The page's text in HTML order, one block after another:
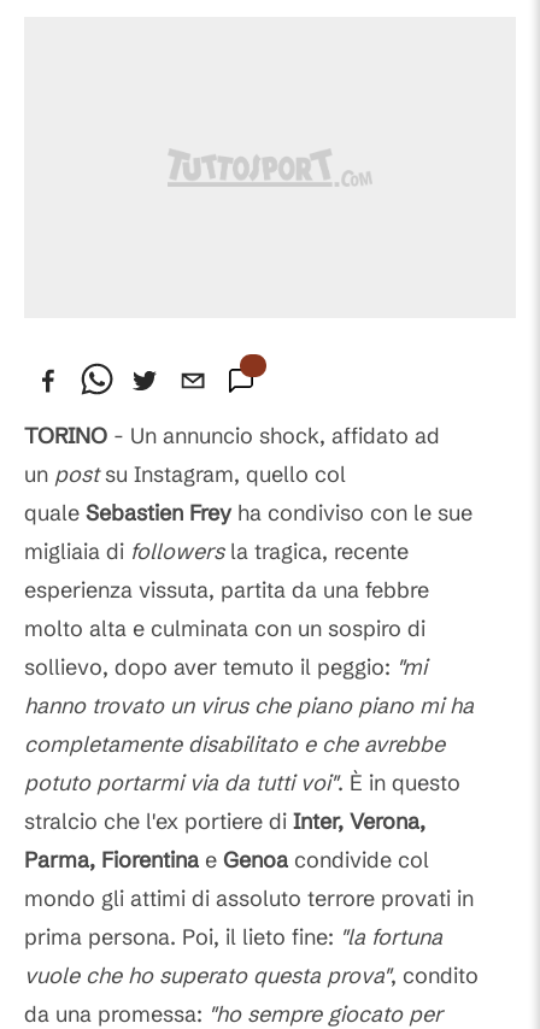
TORINO - Un annuncio shock, affidato ad
un postsu Instagram, quello col
quale Sebastien Frey ha condiviso con le sue
migliaia di followers la tragica, recente
esperienza vissuta, partita da una febbre
molto alta e culminata con un sospiro di
sollievo, dopo aver temuto il peggio: "mi
hanno trovato un virus che piano piano mi ha
completamente disabilitato e che avrebbe
potuto portarmi via da tutti voi". È in questo
stralcio che l'ex portiere di Inter, Verona,
Parma, Fiorentina e Genoa condivide col
mondo gli attimi di assoluto terrore provati in
prima persona. Poi, il lieto fine: "la fortuna
vuole che ho superato questa prova", condito
da una promessa: "ho sempre giocato per